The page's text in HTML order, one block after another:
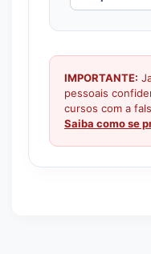
IMPORTANTE:
pessoais
cursos com a
Saiba como se